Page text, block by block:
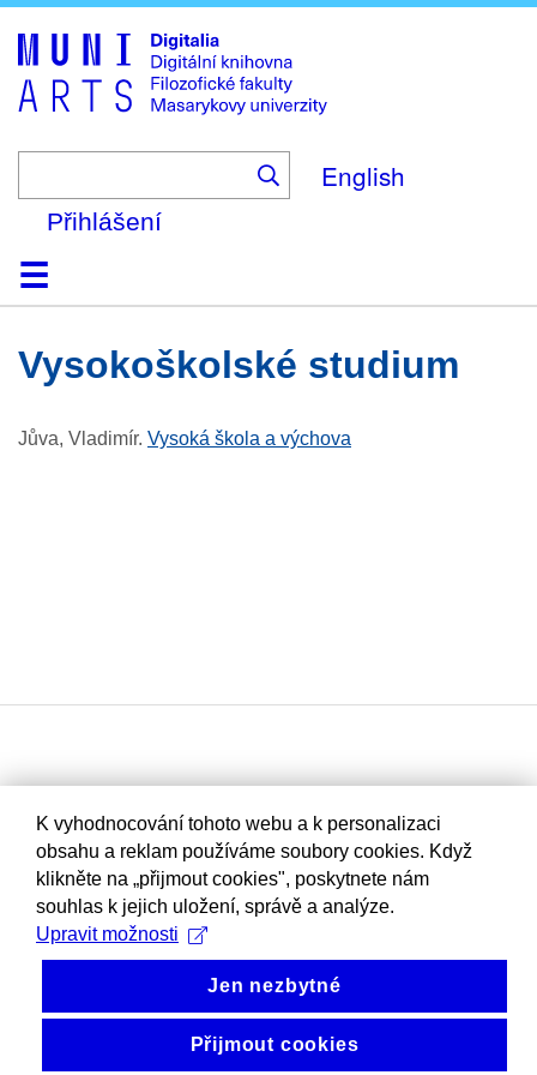
to
main
content
English
Přihlášení
DomůKolekce
Prohlížení
Vyhledávání
O platformě
Nápověda
KontaktDigitalia
vysokoškolské studium
Jůva, Vladimír. Vysoká škola a výchova
K vyhodnocování tohoto webu a k personalizaci
obsahu a reklam používáme soubory cookies. Když
klikněte na „přijmout cookies", poskytnete nám
souhlas k jejich uložení, správě a analýze.
Upravit možnosti
Jen nezbytné
Přijmout cookies